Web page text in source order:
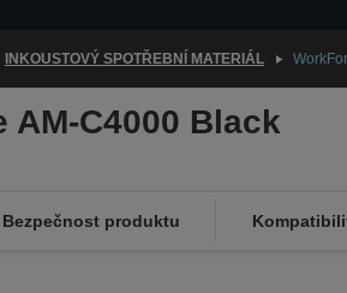
INKOUSTOVÝ SPOTŘEBNÍ MATERIÁL
C4000 Black
Bezpečnost produktu